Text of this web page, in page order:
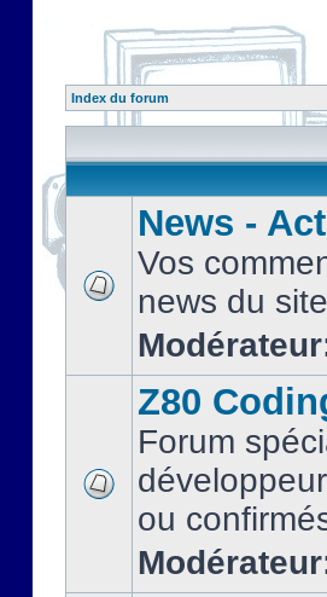
Index du forum
News -
Vos
news du
Z80
Forum
ou